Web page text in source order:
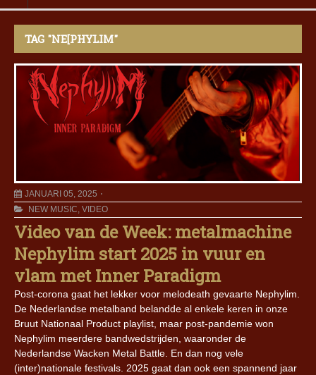
TAG "NE[PHYLIM"
JANUARI 05, 2025
NEW MUSIC, VIDEO
Video van de Week: metalmachine
Nephylim start 2025 in vuur en
vlam met Inner Paradigm
Post-corona gaat het lekker voor melodeath gevaarte Nephylim.
De Nederlandse metalband belandde al enkele keren in onze
Bruut Nationaal Product playlist, maar post-pandemie won
Nephylim meerdere bandwedstrijden, waaronder de
Nederlandse Wacken Metal Battle. En dan nog vele
(inter)nationale festivals. 2025 gaat dan ook een spannend jaar